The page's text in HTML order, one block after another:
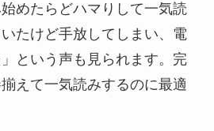
めたらどハマりして一気読
たけど手放してしまい、電
という声も見られます。完
えて一気読みするのに最適